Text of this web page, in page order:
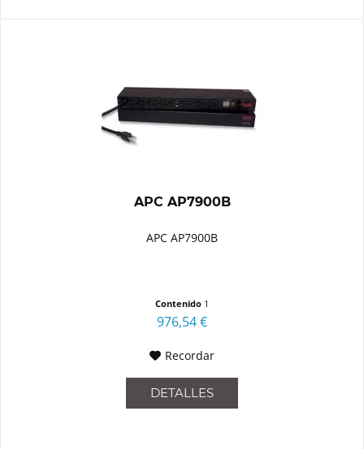
APC AP7900B
APC AP7900B
Contenido 1
976,54 €
Recordar
DETALLES